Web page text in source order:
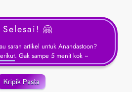
Selesai! 🤗
saran artikel untuk Anandastoon?
. Gak sampe 5 menit kok ~
Kripik Pasta